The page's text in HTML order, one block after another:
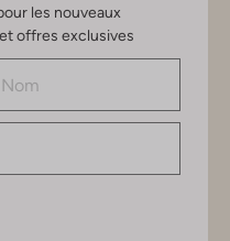
les nouveaux
offres exclusives